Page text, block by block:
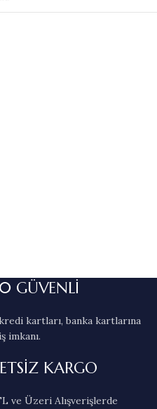
GÜVENLİ
kartları, banka kartlarına
imkanı.
KARGO
ve Üzeri Alışverişlerde